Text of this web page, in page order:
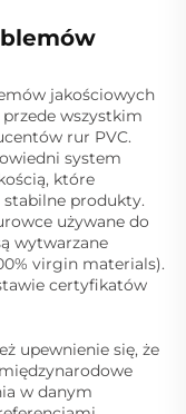
jakościowych
wszystkim
rur PVC.
system
które
produkty.
używane do
wytwarzane
virgin materials).
certyfikatów
upewnienie się, że
w danym